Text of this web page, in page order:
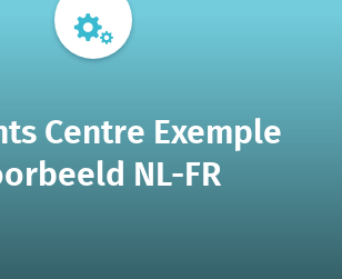
Centre Exemple
NL-FR